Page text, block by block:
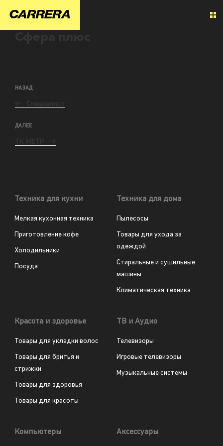
НАЗАД
ДАЛЕЕ
Техника для кухни
Мелкая кухонная техника
Приготовление кофе
Холодильники
Посуда
Техника для дома
Пылесосы
Товары для ухода за
одеждой
Стиральные и сушильные
машины
Климатическая техника
Красота и здоровье
Товары для укладки волос
Товары для бритья и
стрижки
Товары для здоровья
Товары для красоты
ТВ и Аудио
Телевизоры
Игровые телевизоры
Музыкальные системы
Компьютеры Аксессуары